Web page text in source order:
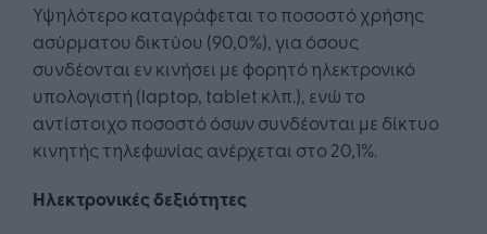
Υψηλότερο καταγράφεται το ποσοστό χρήσης
ασύρματου δικτύου (90,0%), για όσους
συνδέονται εν κινήσει με φορητό ηλεκτρονικό
υπολογιστή (laptop, tablet κλπ.), ενώ το
αντίστοιχο ποσοστό όσων συνδέονται με δίκτυο
κινητής τηλεφωνίας ανέρχεται στο 20,1%.
Ηλεκτρονικές δεξιότητες